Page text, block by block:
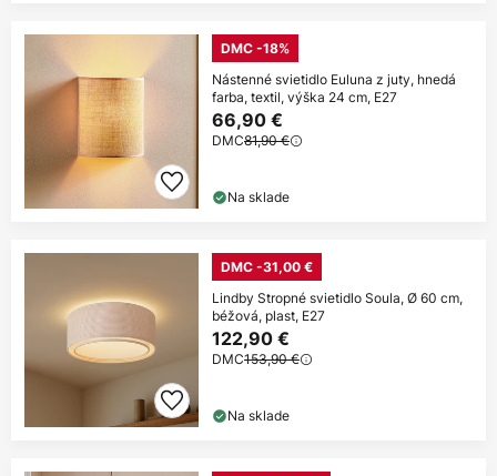
DMC -18%
Nástenné svietidlo Euluna z juty, hnedá
farba, textil, výška 24 cm, E27
66,90 €
DMC81,90 €
Na sklade
DMC -31,00 €
Lindby Stropné svietidlo Soula, Ø 60 cm,
béžová, plast, E27
122,90 €
DMC153,90 €
Na sklade